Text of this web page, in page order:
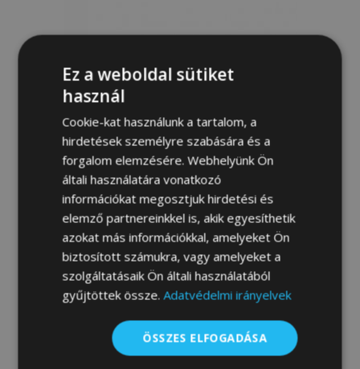
Légterelő SAAB 95 -COMBI, Bal + Jobb
1998-2012, első és hátsó, 4 db, 5-ajtós,
COMBI/ SEDAN
19 800,00 Ft
Hozzáadás
Ez a weboldal sütiket
használ
Cookie-kat használunk a tartalom, a
hirdetések személyre szabására és a
forgalom elemzésére. Webhelyünk Ön
általi használatára vonatkozó
információkat megosztjuk hirdetési és
elemző partnereinkkel is, akik egyesíthetik
azokat más információkkal, amelyeket Ön
biztosított számukra, vagy amelyeket a
szolgáltatásaik Ön általi használatából
gyűjtöttek össze.Adatvédelmi irányelvek
ÖSSZES ELFOGADÁSA